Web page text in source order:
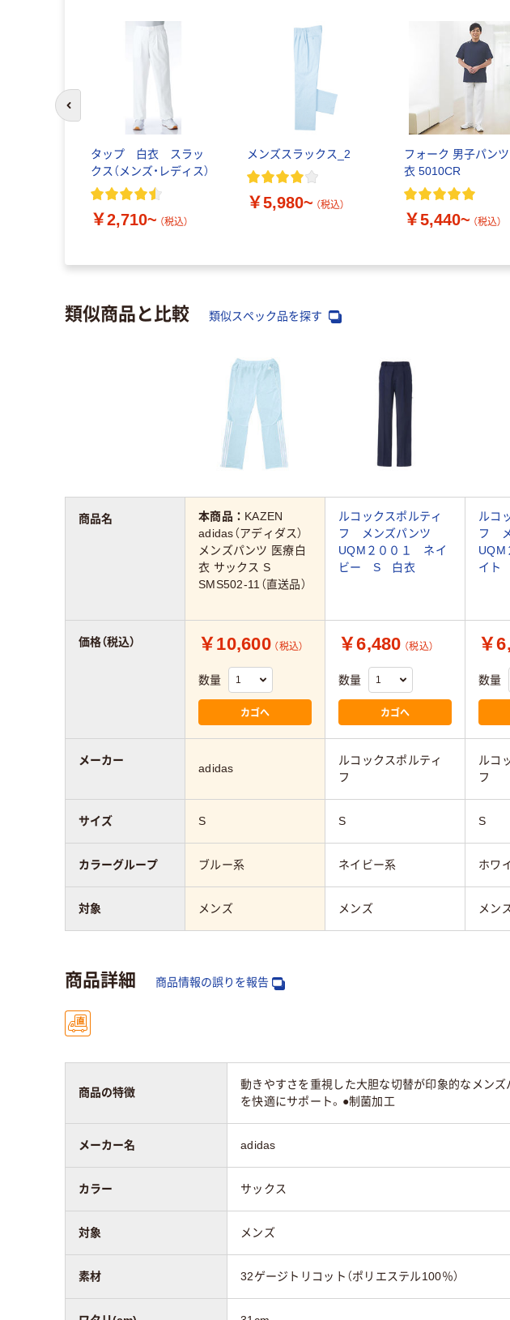
タップ 白衣 スラッ
クス（メンズ・レディス）
￥2,710~ （税込）
メンズスラックス_2
￥5,980~ （税込）
フォーク 男子パン
衣 5010CR
￥5,440~ （税込）
類似商品と比較 類似スペック品を探す
本商品： KAZEN
adidas（アディダス）
メンズパンツ 医療白
衣 サックス S
SMS502-11（直送品）
ルコックスポルティ
フ メンズパンツ
UQM２００１ ネイ
ビー S 白衣
ルコ
フ
イ
￥10,600 （税込）
数量
カゴへ
￥6,480 （税込）
数量
カゴへ
￥
数量
adidas
ルコックスポルティ
フ
ルコ
フ
S S S
ブルー系 ネイビー系 ホワ
メンズ メンズ メン
商品名
価格（税込）
メーカー
サイズ
カラーグループ
対象
商品詳細 商品情報の誤りを報告
商品の特徴
動きやすさを重視した大胆な切替が印象的なメン
を快適にサポート。●制菌加工
メーカー名 adidas
カラー サックス
対象 メンズ
素材 32ゲージトリコット（ポリエステル100％）